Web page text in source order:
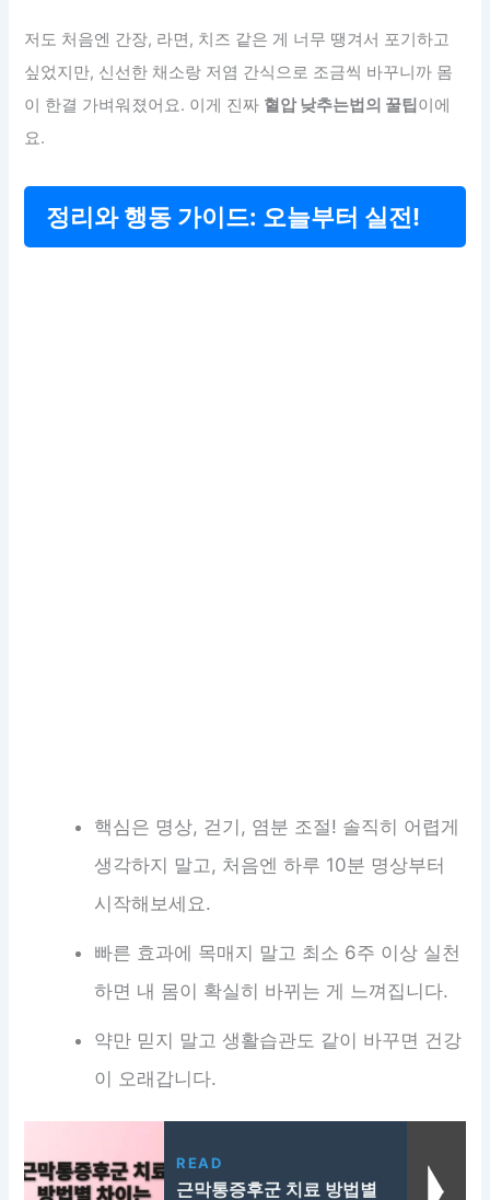
저도 처음엔 간장, 라면, 치즈 같은 게 너무 땡겨서 포기하고
싶었지만, 신선한 채소랑 저염 간식으로 조금씩 바꾸니까 몸
이 한결 가벼워졌어요. 이게 진짜 혈압 낮추는법의 꿀팁 이에
요.
정리와 행동 가이드: 오늘부터 실전!
핵심은 명상, 걷기, 염분 조절! 솔직히 어렵게
생각하지 말고, 처음엔 하루 10분 명상부터
시작해보세요.
빠른 효과에 목매지 말고 최소 6주 이상 실천
하면 내 몸이 확실히 바뀌는 게 느껴집니다.
약만 믿지 말고 생활습관도 같이 바꾸면 건강
이 오래갑니다.
READ
근막통증후군 치료 방법별